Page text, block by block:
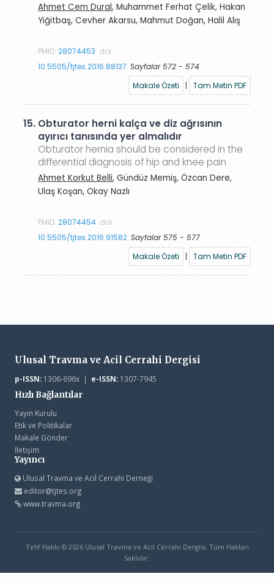
Ahmet Cem Dural, Muhammet Ferhat Çelik, Hakan
Yiğitbaş, Cevher Akarsu, Mahmut Doğan, Halil Alış
PMID:28074453 doi:
10.5505/tjtes.2016.88137 Sayfalar 572 - 574
Makale Özeti
| Tam Metin PDF
15. Obturator herni kalça ve diz ağrısının
ayırıcı tanısında yer almalıdır
Obturator hernia should be considered in the
differential diagnosis of hip and knee pain
Ahmet Korkut Belli, Gündüz Memiş, Özcan Dere,
Ulaş Koşan, Okay Nazlı
PMID:28074454 doi:
10.5505/tjtes.2016.91582 Sayfalar 575 - 577
Makale Özeti
| Tam Metin PDF
Ulusal Travma ve Acil Cerrahi Dergisi
p-ISSN:1306-696x | e-ISSN:1307-7945
Hızlı Bağlantılar
Yayın Kurulu
Etik ve Politikalar
Makale Gönder
İletişim
Yayıncı
Ulusal Travma ve Acil Cerrahi Derneği
editor@tjtes.org
www.travma.org
Telif Hakkı © 2026 Ulusal Travma ve Acil Cerrahi Dergisi. Tüm Hakları
Saklıdır.